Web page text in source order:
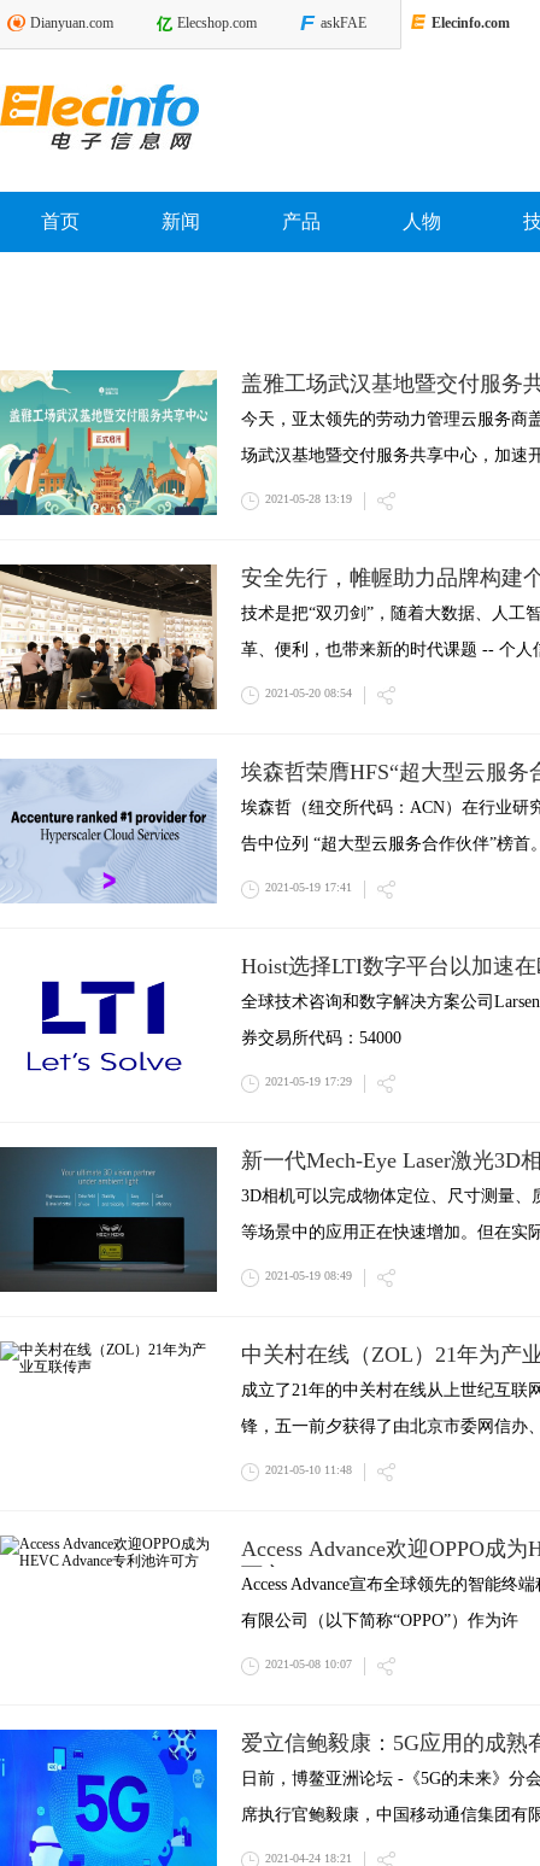
Dianyuan.com Elecshop.com askFAE Elecinfo.com
首页 新闻 产品 人物
盖雅工场武汉基地暨交付服务
今天，亚太领先的劳动力管理云服务商
场武汉基地暨交付服务共享中心，加速
2021-05-28 13:19
安全先行，帷幄助力品牌构建
技术是把“双刃剑”，随着大数据、人工
革、便利，也带来新的时代课题 -- 个人
2021-05-20 08:54
埃森哲荣膺HFS“超大型云服务
埃森哲（纽交所代码：ACN）在行业研
告中位列 “超大型云服务合作伙伴”榜首
2021-05-19 17:41
Hoist选择LTI数字平台以加速
全球技术咨询和数字解决方案公司
券交易所代码：54000
2021-05-19 17:29
新一代Mech-Eye Laser激光3D
3D相机可以完成物体定位、尺寸测量
等场景中的应用正在快速增加。但在实
2021-05-19 08:49
中关村在线（ZOL）21年为产
成立了21年的中关村在线从上世纪互联
锋，五一前夕获得了由北京市委网信办
2021-05-10 11:48
Access Advance欢迎OPPO成
可方
Access Advance宣布全球领先的智能终
有限公司（以下简称“OPPO”）作为许
2021-05-08 10:07
爱立信鲍毅康：5G应用的成熟
日前，博鳌亚洲论坛 -《5G的未来》分
席执行官鲍毅康，中国移动通信集团有
2021-04-24 18:21